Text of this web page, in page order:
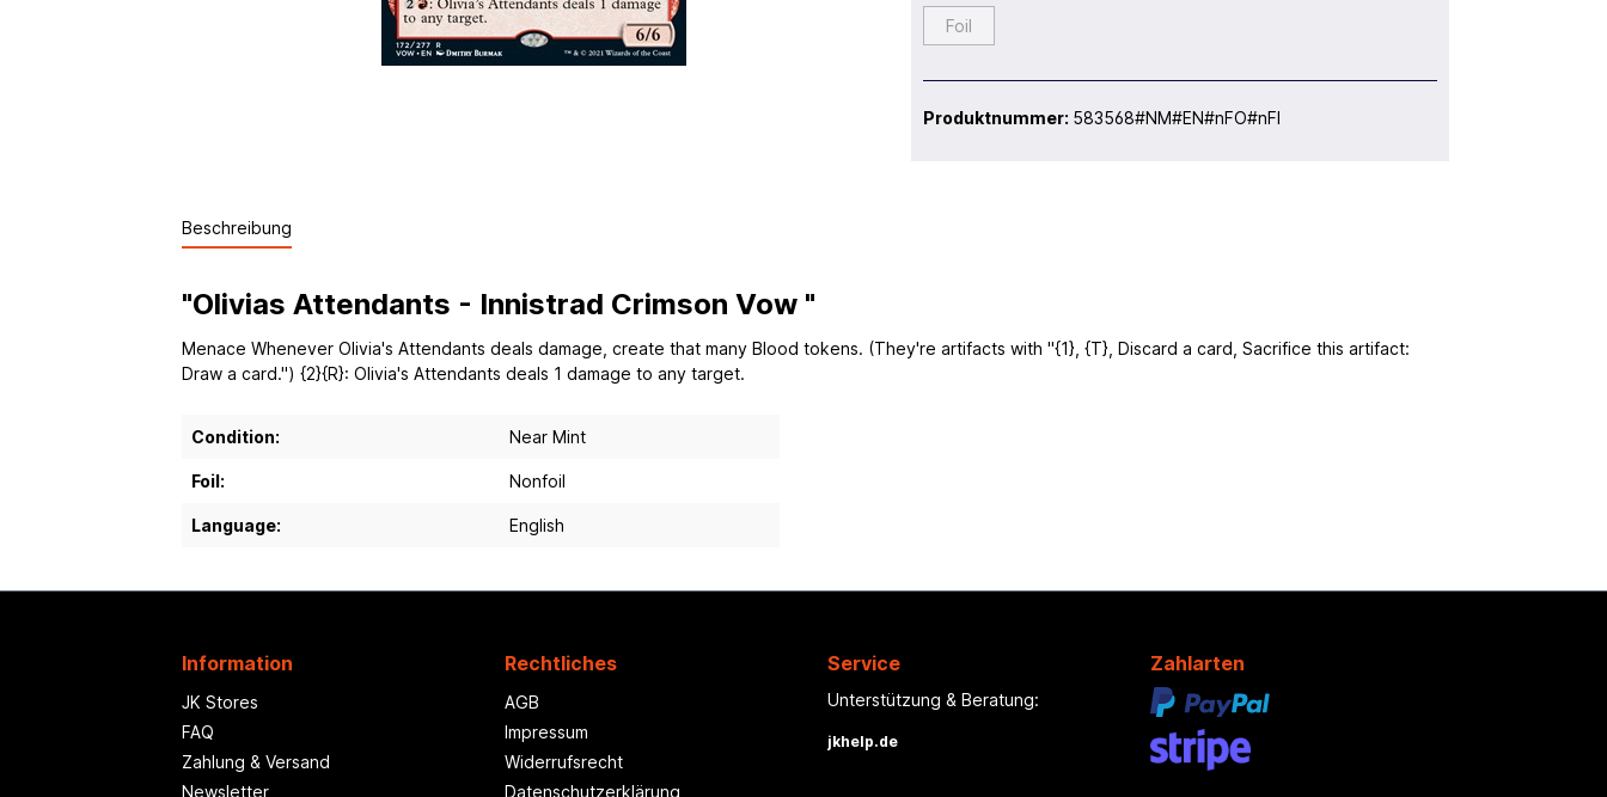
Foil
Produktnummer: 583568#NM#EN#nFO#nFI
Beschreibung
"Olivias Attendants - Innistrad Crimson Vow "
Menace Whenever Olivia's Attendants deals damage, create that many Blood tokens. (They're artifacts with "{1}, {T}, Discard a card, Sacrifice this artifact:
Draw a card.") {2}{R}: Olivia's Attendants deals 1 damage to any target.
Condition: Near Mint
Foil: Nonfoil
Language: English
Information
JK Stores
FAQ
Zahlung & Versand
Newsletter
Rechtliches
AGB
Impressum
Widerrufsrecht
Datenschutzerklärung
Service
Unterstützung & Beratung:
jkhelp.de
Zahlarten